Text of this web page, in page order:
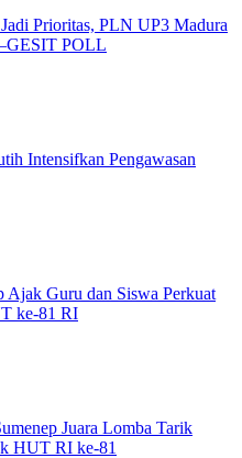
Prioritas, PLN UP3 Madura
POLL
Intensifkan Pengawasan
Ajak Guru dan Siswa Perkuat
ke-81 RI
Juara Lomba Tarik
HUT RI ke-81